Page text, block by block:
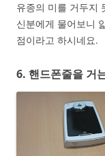
유종의 미를 거두지
신분에게 물어보니
점이라고 하시네요.
6. 핸드폰줄을 거